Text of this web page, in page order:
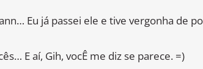
Eu já passei ele e tive vergonha de
E aí, Gih, vocÊ me diz se parece. =)